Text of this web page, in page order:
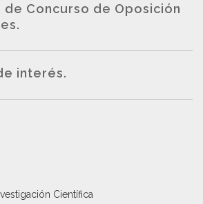
Concurso de Oposición
.
interés.
Científica